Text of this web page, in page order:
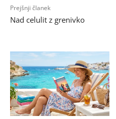
Prejšnji članek
Nad celulit z grenivko